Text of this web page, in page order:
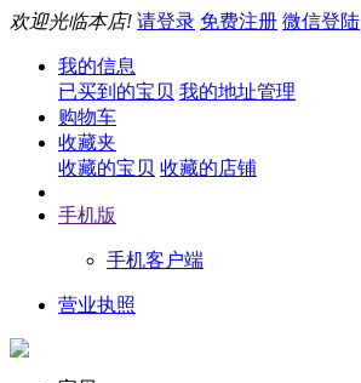
欢迎光临本店! 请登录 免费注册 微信登陆
我的信息
已买到的宝贝 我的地址管理
购物车
收藏夹
收藏的宝贝 收藏的店铺
手机版
手机客户端
营业执照